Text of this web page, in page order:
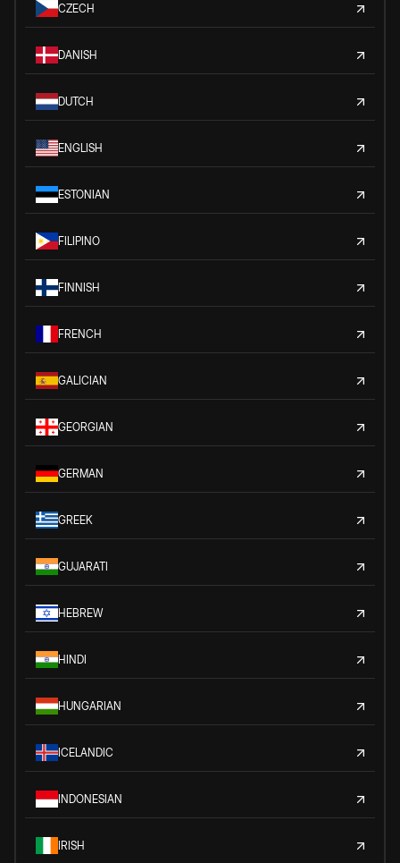
CZECH
DANISH
DUTCH
ENGLISH
ESTONIAN
FILIPINO
FINNISH
FRENCH
GALICIAN
GEORGIAN
GERMAN
GREEK
GUJARATI
HEBREW
HINDI
HUNGARIAN
ICELANDIC
INDONESIAN
IRISH